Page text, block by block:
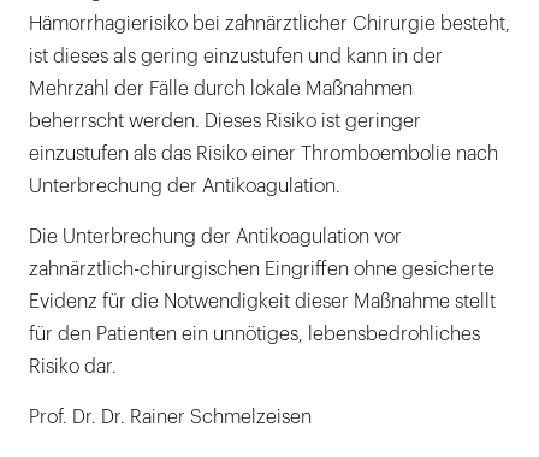
Hämorrhagierisiko bei zahnärztlicher Chirurgie besteht,
ist dieses als gering einzustufen und kann in der
Mehrzahl der Fälle durch lokale Maßnahmen
beherrscht werden. Dieses Risiko ist geringer
einzustufen als das Risiko einer Thromboembolie nach
Unterbrechung der Antikoagulation.
Die Unterbrechung der Antikoagulation vor
zahnärztlich-chirurgischen Eingriffen ohne gesicherte
Evidenz für die Notwendigkeit dieser Maßnahme stellt
für den Patienten ein unnötiges, lebensbedrohliches
Risiko dar.
Prof. Dr. Dr. Rainer Schmelzeisen